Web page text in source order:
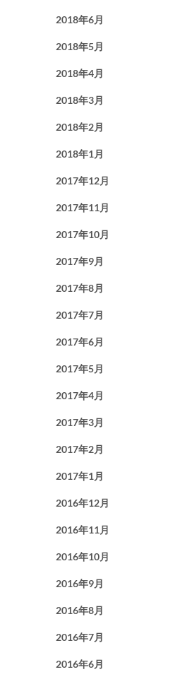
2018年6月
2018年5月
2018年4月
2018年3月
2018年2月
2018年1月
2017年12月
2017年11月
2017年10月
2017年9月
2017年8月
2017年7月
2017年6月
2017年5月
2017年4月
2017年3月
2017年2月
2017年1月
2016年12月
2016年11月
2016年10月
2016年9月
2016年8月
2016年7月
2016年6月